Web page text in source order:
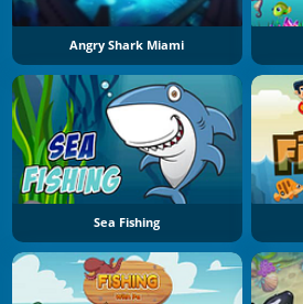
Angry Shark Miami
Sea Fishing